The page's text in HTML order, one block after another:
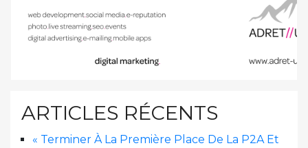
ARTICLES RÉCENTS
« Terminer À La Première Place De La P2A Et